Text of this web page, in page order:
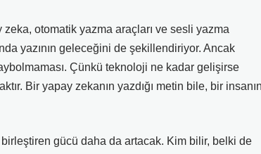
otomatik yazma araçları ve sesli yazma
yazının geleceğini de şekillendiriyor. Ancak
Çünkü teknoloji ne kadar gelişirse
Bir yapay zekanın yazdığı metin bile, bir
gücü daha da artacak. Kim bilir, belki de